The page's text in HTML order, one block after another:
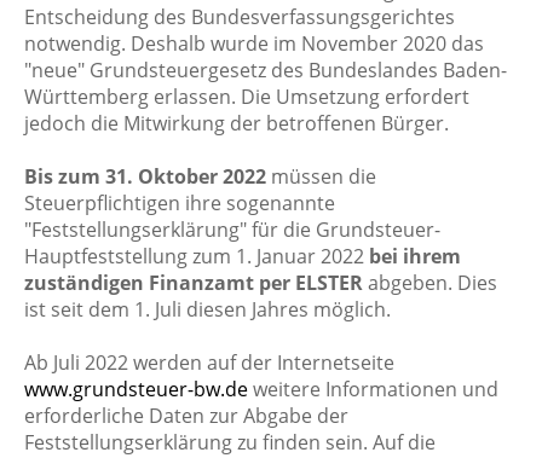
Entscheidung des Bundesverfassungsgerichtes
notwendig. Deshalb wurde im November 2020 das
"neue" Grundsteuergesetz des Bundeslandes Baden-
Württemberg erlassen. Die Umsetzung erfordert
jedoch die Mitwirkung der betroffenen Bürger.
Bis zum 31. Oktober 2022 müssen die
Steuerpflichtigen ihre sogenannte
"Feststellungserklärung" für die Grundsteuer-
Hauptfeststellung zum 1. Januar 2022 bei ihrem
zuständigen Finanzamt per ELSTERabgeben. Dies
ist seit dem 1. Juli diesen Jahres möglich.
Ab Juli 2022 werden auf der Internetseite
www.grundsteuer-bw.deweitere Informationen und
erforderliche Daten zur Abgabe der
Feststellungserklärung zu finden sein. Auf die